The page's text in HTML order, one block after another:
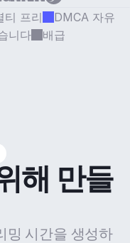
티 프리
DMCA 자유
니다
배급
해 만들
밍 시간을 생성하